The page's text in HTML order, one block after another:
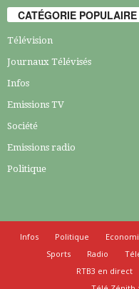
CATÉGORIE POPULAIRE
Télévision
Journaux Télévisés
Infos
Emissions TV
Société
Emissions radio
Politique
Infos Politique
Sports
Radio
RTB3 en direct